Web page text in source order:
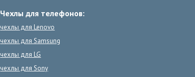
Чехлы для телефонов:
чехлы для Lenovo
чехлы для Samsung
чехлы для LG
чехлы для Sony